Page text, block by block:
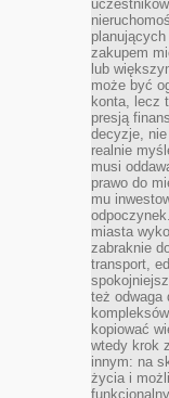
zakupem
lub
może być
konta, lecz
presją
decyzje, nie
realnie
musi
prawo do
mu
miasta
zabraknie
transport,
też odwaga
kopiować
wtedy krok
innym: na
życia i